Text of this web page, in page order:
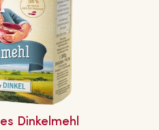
Din­kel­mehl